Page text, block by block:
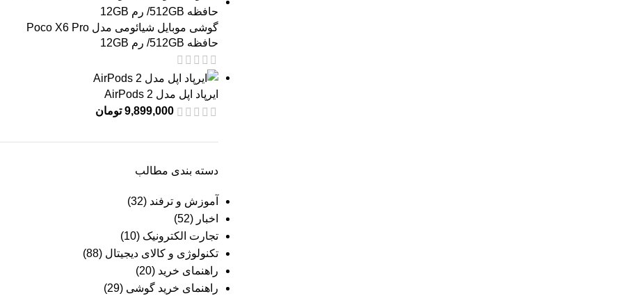
گوشی موبایل شیائومی مدل Poco X6 Pro
حافظه 512GB/ رم 12GB
ایرپاد اپل مدل AirPods 2
9,899,000 تومان
دسته بندی مطالب
آموزش و ترفند (32)
اخبار (52)
تجارت الکترونیک (10)
تکنولوژی و کالای دیجیتال (88)
راهنمای خرید (20)
راهنمای خرید گوشی (29)